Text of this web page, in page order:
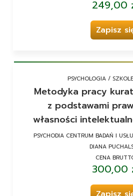
249,00
Zapisz
PSYCHOLOGIA /
Metodyka pracy
z podstawami
własności
PSYCHODIA CENTRUM BADAŃ I
DIANA
CENA
300,00